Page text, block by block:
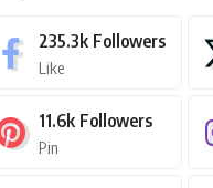
235.3k Followers
Like
11.6k Followers
Pin